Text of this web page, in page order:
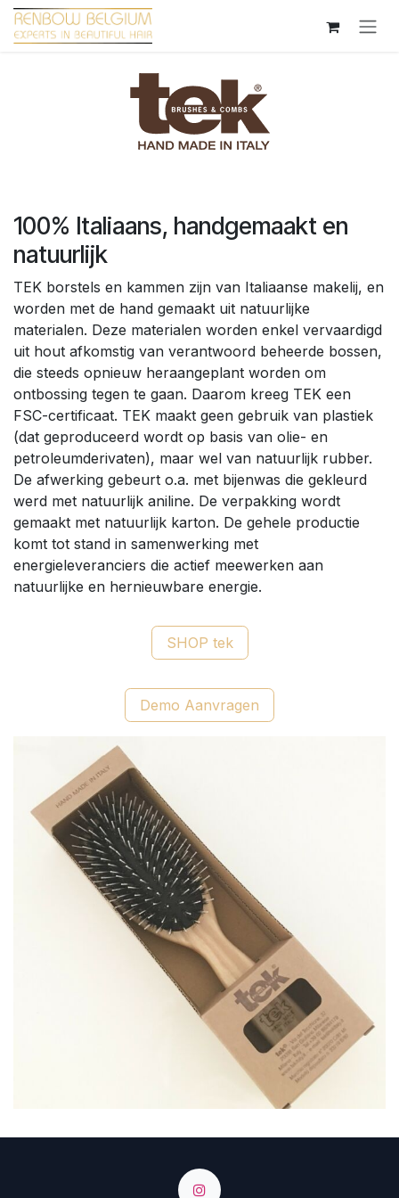
Overslaan naar inhoud
100% Italiaans, handgemaakt en
natuurlijk
TEK borstels en kammen zijn van Italiaanse makelij, en
worden met de hand gemaakt uit natuurlijke
materialen. Deze materialen worden enkel vervaardigd
uit hout afkomstig van verantwoord beheerde bossen,
die steeds opnieuw heraangeplant worden om
ontbossing tegen te gaan. Daarom kreeg TEK een
FSC-certificaat. TEK maakt geen gebruik van plastiek
(dat geproduceerd wordt op basis van olie- en
petroleumderivaten), maar wel van natuurlijk rubber.
De afwerking gebeurt o.a. met bijenwas die gekleurd
werd met natuurlijk aniline. De verpakking wordt
gemaakt met natuurlijk karton. De gehele productie
komt tot stand in samenwerking met
energieleveranciers die actief meewerken aan
natuurlijke en hernieuwbare energie.
SHOP tek
Demo Aanvragen